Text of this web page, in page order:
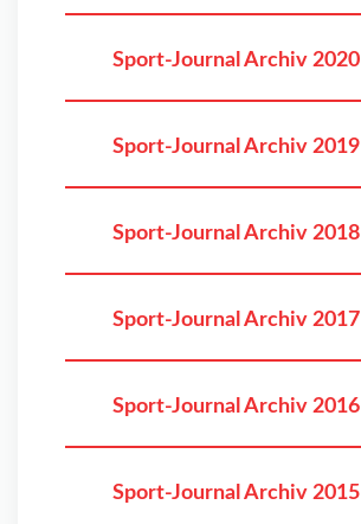
Sport-Journal Archiv 2020
Sport-Journal Archiv 2019
Sport-Journal Archiv 2018
Sport-Journal Archiv 2017
Sport-Journal Archiv 2016
Sport-Journal Archiv 2015